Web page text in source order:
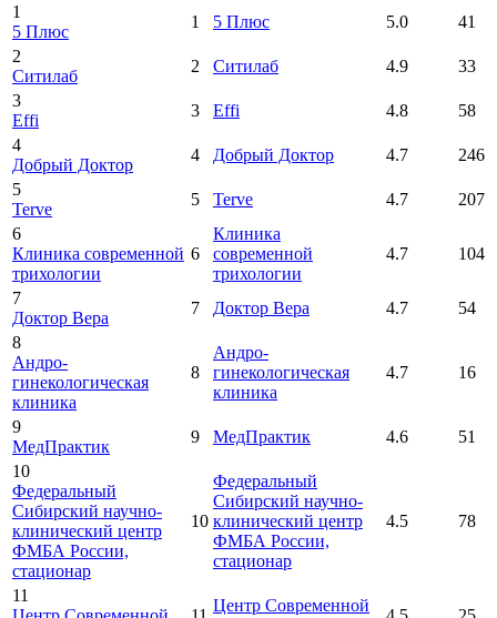
1
5 Плюс
1 5 Плюс 5.0
41
2
Ситилаб
2 Ситилаб 4.9
33
3
Effi
3 Effi 4.8
58
4
Добрый Доктор
4 Добрый Доктор 4.7
246
5
Terve
5 Terve 4.7
207
6
Клиника современной
трихологии
6
Клиника
современной
трихологии
4.7 104
7
Доктор Вера
7 Доктор Вера 4.7
54
8
Андро-
гинекологическая
клиника
8
Андро-
гинекологическая
клиника
4.7 16
9
МедПрактик
9 МедПрактик 4.6
51
10
Федеральный
Сибирский научно-
клинический центр
ФМБА России,
стационар
10
Федеральный
Сибирский научно-
клинический центр
ФМБА России,
стационар
4.5 78
11
Центр Современной